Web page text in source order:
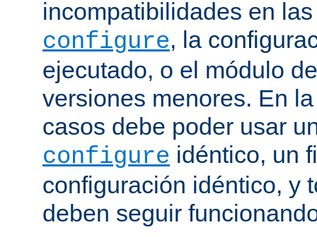
incompatibilidades en
configure, la
ejecutado, o el módulo
versiones menores. En
casos debe poder usar
configure idéntico, un
configuración idéntico, y
deben seguir